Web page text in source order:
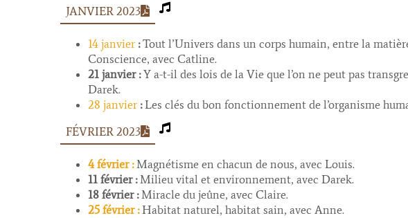
JANVIER 2023
14 janvier:Tout l’Univers dans un corps humain, entre la
Conscience, avec Catline.
21 janvier :Y a-t-il des lois de la Vie que l’on ne peut pas
Darek.
28 janvier:Les clés du bon fonctionnement de l’organisme
FÉVRIER 2023
4 février :Magnétisme en chacun de nous, avec Louis.
11 février :Milieu vital et environnement, avec Darek.
18 février :Miracle du jeûne, avec Claire.
25 février :Habitat naturel, habitat sain, avec Anne.